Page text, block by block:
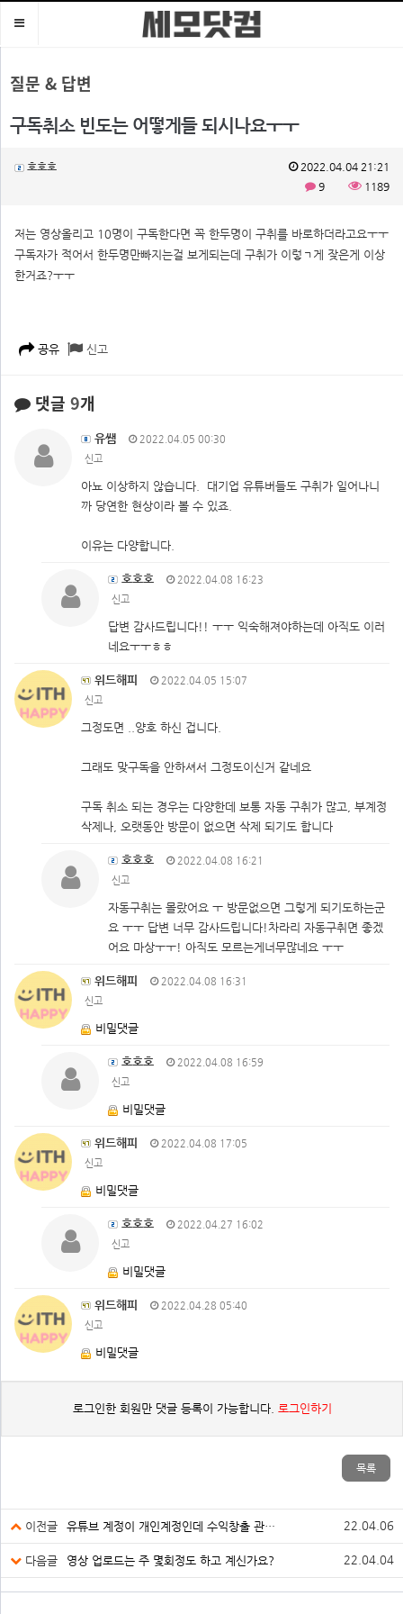
Toggle
질문 & 답변
구독취소 빈도는 어떻게들 되시나요ㅜㅜ
호호호
9
1189
2022.04.04 21:21
저는 영상올리고 10명이 구독한다면 꼭 한두명이 구취를 바로하더라고요ㅜㅜ
구독자가 적어서 한두명만빠지는걸 보게되는데 구취가 이렇ㄱ게 잦은게 이상
한거죠?ㅜㅜ
공유 신고
댓글 9개
유쌤
2022.04.05 00:30
신고
아뇨 이상하지 않습니다. 대기업 유튜버들도 구취가 일어나니
까 당연한 현상이라 볼 수 있죠.
이유는 다양합니다.
호호호
2022.04.08 16:23
신고
답변 감사드립니다!! ㅜㅜ 익숙해져야하는데 아직도 이러
네요ㅜㅜㅎㅎ
위드해피
2022.04.05 15:07
신고
그정도면 ..양호 하신 겁니다.
그래도 맞구독을 안하셔서 그정도이신거 같네요
구독 취소 되는 경우는 다양한데 보통 자동 구취가 많고, 부계정
삭제나, 오랫동안 방문이 없으면 삭제 되기도 합니다
호호호
2022.04.08 16:21
신고
자동구취는 몰랐어요 ㅜ 방문없으면 그렇게 되기도하는군
요 ㅜㅜ 답변 너무 감사드립니다!차라리 자동구취면 좋겠
어요 마상ㅜㅜ! 아직도 모르는게너무많네요 ㅜㅜ
위드해피
2022.04.08 16:31
신고
비밀댓글
호호호
2022.04.08 16:59
신고
비밀댓글
위드해피
2022.04.08 17:05
신고
비밀댓글
호호호
2022.04.27 16:02
신고
비밀댓글
위드해피
2022.04.28 05:40
신고
비밀댓글
로그인한 회원만 댓글 등록이 가능합니다. 로그인하기
목록
이전글 유튜브 계정이 개인계정인데 수익창출 관련해서 궁금한데 22.04.06
다음글 영상 업로드는 주 몇회정도 하고 계신가요? 22.04.04